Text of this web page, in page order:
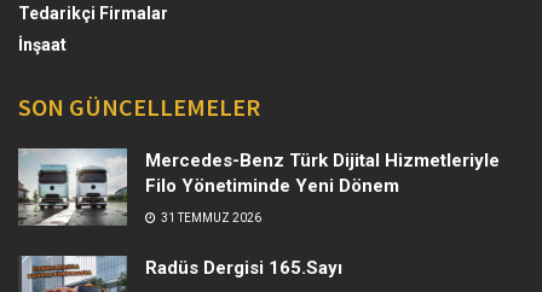
Tedarikçi Firmalar
İnşaat
SON GÜNCELLEMELER
Mercedes-Benz Türk Dijital Hizmetleriyle
Filo Yönetiminde Yeni Dönem
31 TEMMUZ 2026
Radüs Dergisi 165.Sayı